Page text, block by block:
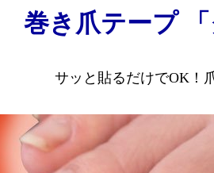
巻き爪テープ
サッと貼るだけでOK！